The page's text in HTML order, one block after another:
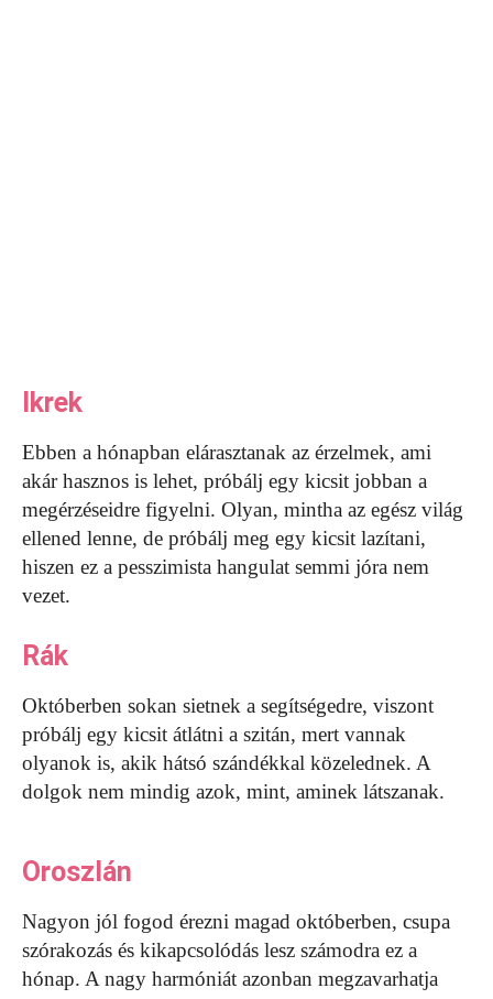
Ikrek
Ebben a hónapban elárasztanak az érzelmek, ami
akár hasznos is lehet, próbálj egy kicsit jobban a
megérzéseidre figyelni. Olyan, mintha az egész világ
ellened lenne, de próbálj meg egy kicsit lazítani,
hiszen ez a pesszimista hangulat semmi jóra nem
vezet.
Rák
Októberben sokan sietnek a segítségedre, viszont
próbálj egy kicsit átlátni a szitán, mert vannak
olyanok is, akik hátsó szándékkal közelednek. A
dolgok nem mindig azok, mint, aminek látszanak.
Oroszlán
Nagyon jól fogod érezni magad októberben, csupa
szórakozás és kikapcsolódás lesz számodra ez a
hónap. A nagy harmóniát azonban megzavarhatja